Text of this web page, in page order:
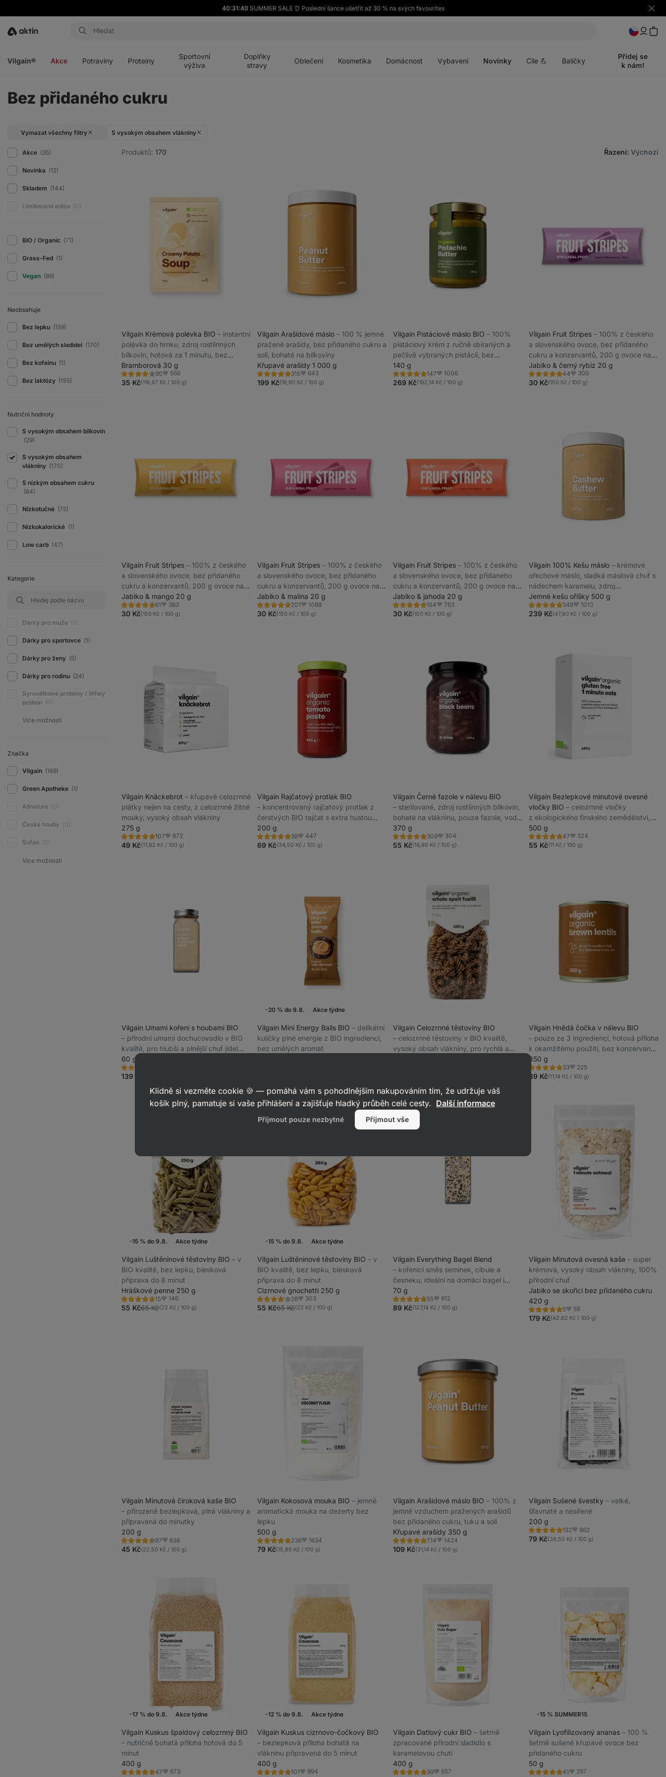
40:31:38SUMMER SALE ⏰ Poslední šance ušetřit až 30 % na svých favourites
Skrýt
Aktin
Vilgain® Akce Potraviny Proteiny
Sportovní
výživa
Doplňky
stravy
Oblečení Kosmetika Domácnost Vybavení Novinky Cíle 💪 Balíčky
Přidej se
k nám!
Bez přidaného cukru
Vymazat všechny filtry S vysokým obsahem vlákniny
Produktů: 170 Řazení: Výchozí
Akce (35)
Novinka (12)
Skladem (144)
Limitovaná edice (0)
BIO / Organic (71)
Grass-Fed (1)
Vegan (89)
Neobsahuje
Bez lepku (159)
Bez umělých sladidel (170)
Bez kofeinu (1)
Bez laktózy (155)
Nutriční hodnoty
S vysokým obsahem bílkovin
(29)
S vysokým obsahem
vlákniny (170)
S nízkým obsahem cukru
(84)
Nízkotučné (75)
Nízkokalorické (1)
Low carb (47)
Kategorie
Dárky pro muže (0)
Dárky pro sportovce (1)
Dárky pro ženy (5)
Dárky pro rodinu (24)
Syrovátkové proteiny / Whey
protein
(0)
Značka
Vilgain (169)
Green Apotheke (1)
Allnature (0)
České houby (0)
Šufan (0)
Vilgain Krémová polévka BIO ⁠–⁠ instantní
polévka do hrnku, zdroj rostlinných
bílkovin, hotová za 1 minutu, bez
glutamátu
Bramborová 30 g
90
Hodnocení
4.1/5,
90
Oblíbené
566
35 Kč(116,67 Kč / 100 g)
Vilgain Arašídové máslo ⁠–⁠ 100 % jemně
pražené arašídy, bez přidaného cukru a
soli, bohaté na bílkoviny
Křupavé arašídy 1 000 g
315
Hodnocení
4.8/5,
315
Oblíbené
643
199 Kč(19,90 Kč / 100 g)
Vilgain Pistáciové máslo BIO ⁠–⁠ 100%
pistáciový krém z ručně sbíraných a
pečlivě vybraných pistácií, bez
konzervantů a přidaného cukru
140 g
147
Hodnocení
4.9/5,
147
Oblíbené
1006
269 Kč(192,14 Kč / 100 g)
Vilgain Fruit Stripes ⁠–⁠ 100% z českého
a slovenského ovoce, bez přidaného
cukru a konzervantů, 200 g ovoce na
20 g výrobku
Jablko & černý rybíz 20 g
44
Hodnocení
4.8/5,
44
Oblíbené
300
30 Kč(150 Kč / 100 g)
Vilgain Fruit Stripes ⁠–⁠ 100% z českého
a slovenského ovoce, bez přidaného
cukru a konzervantů, 200 g ovoce na
20 g výrobku
Jablko & mango 20 g
61
Hodnocení
4.8/5,
61
Oblíbené
383
30 Kč(150 Kč / 100 g)
Vilgain Fruit Stripes ⁠–⁠ 100% z českého
a slovenského ovoce, bez přidaného
cukru a konzervantů, 200 g ovoce na
20 g výrobku
Jablko & malina 20 g
201
Hodnocení
4.8/5,
201
Oblíbené
1088
30 Kč(150 Kč / 100 g)
Vilgain Fruit Stripes ⁠–⁠ 100% z českého
a slovenského ovoce, bez přidaného
cukru a konzervantů, 200 g ovoce na
20 g výrobku
Jablko & jahoda 20 g
154
Hodnocení
4.7/5,
154
Oblíbené
763
30 Kč(150 Kč / 100 g)
Vilgain 100% Kešu máslo ⁠–⁠ krémové
ořechové máslo, sladká máslová chuť s
nádechem karamelu, zdroj
nenasycených tuků, vitaminů a
rostlinných bílkovin
Jemné kešu oříšky 500 g
346
Hodnocení
4.9/5,
346
Oblíbené
1013
239 Kč(47,80 Kč / 100 g)
Vilgain Knäckebrot ⁠–⁠ křupavé celozrnné
plátky nejen na cesty, z celozrnné žitné
mouky, vysoký obsah vlákniny
275 g
107
Hodnocení
4.8/5,
107
Oblíbené
872
49 Kč(17,82 Kč / 100 g)
Vilgain Rajčatový protlak BIO
⁠–⁠ koncentrovaný rajčatový protlak z
čerstvých BIO rajčat s extra hustou
konzistencí
200 g
38
Hodnocení
5.0/5,
38
Oblíbené
447
69 Kč(34,50 Kč / 100 g)
Vilgain Černé fazole v nálevu BIO
⁠–⁠ sterilované, zdroj rostlinných bílkovin,
bohaté na vlákninu, pouze fazole, voda
a sůl
370 g
309
Hodnocení
4.8/5,
309
Oblíbené
304
55 Kč(14,86 Kč / 100 g)
Vilgain Bezlepkové minutové ovesné
vločky BIO ⁠–⁠ celozrnné vločky
z ekologického finského zemědělství,
pečlivý výběr celých zrn, extra
nadýchaná kaše za minutu
500 g
47
Hodnocení
4.9/5,
47
Oblíbené
324
55 Kč(11 Kč / 100 g)
Vilgain Umami koření s houbami BIO
⁠–⁠ přírodní umami dochucovadlo v BIO
kvalitě, pro hlubší a plnější chuť jídel
bez glutamátů
60 g
Hodnocení
4.8/5,
49
139 Kč
-20 % do 9.8. Akce týdne
Vilgain Mini Energy Balls BIO ⁠–⁠ delikátní
kuličky plné energie z BIO ingrediencí,
bez umělých aromat
Vilgain Celozrnné těstoviny BIO
⁠–⁠ celozrnné těstoviny v BIO kvalitě,
vysoký obsah vlákniny, pro rychlá a
recenzí
Vilgain Hnědá čočka v nálevu BIO
⁠–⁠ pouze ze 3 ingrediencí, hotová příloha
k okamžitému použití, bez konzervantů
a umělých aditiv
350 g
33
Hodnocení
4.9/5,
33
Oblíbené
225
39 Kč(11,14 Kč / 100 g)
-15 % do 9.8. Akce týdne
Vilgain Luštěninové těstoviny BIO ⁠–⁠ v
BIO kvalitě, bez lepku, blesková
příprava do 8 minut
Hráškové penne 250 g
15
Hodnocení
4.6/5,
15
Oblíbené
146
55 Kč65 Kč(22 Kč / 100 g)
-15 % do 9.8. Akce týdne
Vilgain Luštěninové těstoviny BIO ⁠–⁠ v
BIO kvalitě, bez lepku, blesková
příprava do 8 minut
Cizrnové gnochetti 250 g
26
Hodnocení
3.9/5,
26
Oblíbené
303
55 Kč65 Kč(22 Kč / 100 g)
Vilgain Everything Bagel Blend
⁠–⁠ kořenící směs semínek, cibule a
česneku, ideální na domácí bagel i
avokádový toast
70 g
55
Hodnocení
4.8/5,
55
Oblíbené
912
89 Kč(127,14 Kč / 100 g)
Vilgain Minutová ovesná kaše ⁠–⁠ super
krémová, vysoký obsah vlákniny, 100%
přírodní chuť
Jablko se skořicí bez přidaného cukru
420 g
5
Hodnocení
4.8/5,
5
Oblíbené
56
179 Kč(42,62 Kč / 100 g)
Vilgain Minutová čiroková kaše BIO
⁠–⁠ přirozeně bezlepková, plná vlákniny a
připravená do minutky
200 g
97
Hodnocení
4.5/5,
97
Oblíbené
638
45 Kč(22,50 Kč / 100 g)
Vilgain Kokosová mouka BIO ⁠–⁠ jemně
aromatická mouka na dezerty bez
lepku
500 g
236
Hodnocení
4.8/5,
236
Oblíbené
1634
79 Kč(15,80 Kč / 100 g)
Vilgain Arašídové máslo BIO ⁠–⁠ 100% z
jemně vzduchem pražených arašídů
bez přidaného cukru, tuku a soli
Křupavé arašídy 350 g
714
Hodnocení
4.8/5,
714
Oblíbené
1424
109 Kč(31,14 Kč / 100 g)
Vilgain Sušené švestky ⁠–⁠ velké,
šťavnaté a nesířené
200 g
132
Hodnocení
4.8/5,
132
Oblíbené
862
79 Kč(39,50 Kč / 100 g)
-17 % do 9.8. Akce týdne
Vilgain Kuskus špaldový celozrnný BIO
⁠–⁠ nutričně bohatá příloha hotová do 5
minut
400 g
47
Hodnocení
Oblíbené
673
-12 % do 9.8. Akce týdne
Vilgain Kuskus cizrnovo-čočkový BIO
⁠–⁠ bezlepková příloha bohatá na
vlákninu připravená do 5 minut
400 g
101
Hodnocení
Oblíbené
994
Vilgain Datlový cukr BIO ⁠–⁠ šetrně
zpracované přírodní sladidlo s
karamelovou chutí
400 g
39
Hodnocení
Oblíbené
657
-15 % SUMMER15
Vilgain Lyofilizovaný ananas ⁠–⁠ 100 %
šetrně sušené křupavé ovoce bez
přidaného cukru
50 g
41
Hodnocení
Oblíbené
297
Klidně si vezměte cookie 🍪 — pomáhá vám s pohodlnějším nakupováním tím, že udržuje váš
košík plný, pamatuje si vaše přihlášení a zajišťuje hladký průběh celé cesty. Další informace
Přijmout pouze nezbytné Přijmout vše